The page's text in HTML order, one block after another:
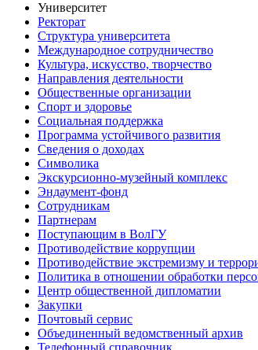
Университет
Ректорат
Структура университета
Международное сотрудничество
Культура, искусство, творчество
Направления деятельности
Общественные организации
Спорт и здоровье
Социальная поддержка
Программа устойчивого развития
Сведения о доходах
Символика
Экскурсионно-музейный комплекс
Эндаумент-фонд
Сотрудникам
Партнерам
Поступающим в ВолГУ
Противодействие коррупции
Противодействие экстремизму и
Политика в отношении обработки
Центр общественной дипломатии
Закупки
Почтовый сервис
Объединенный ведомственный архив